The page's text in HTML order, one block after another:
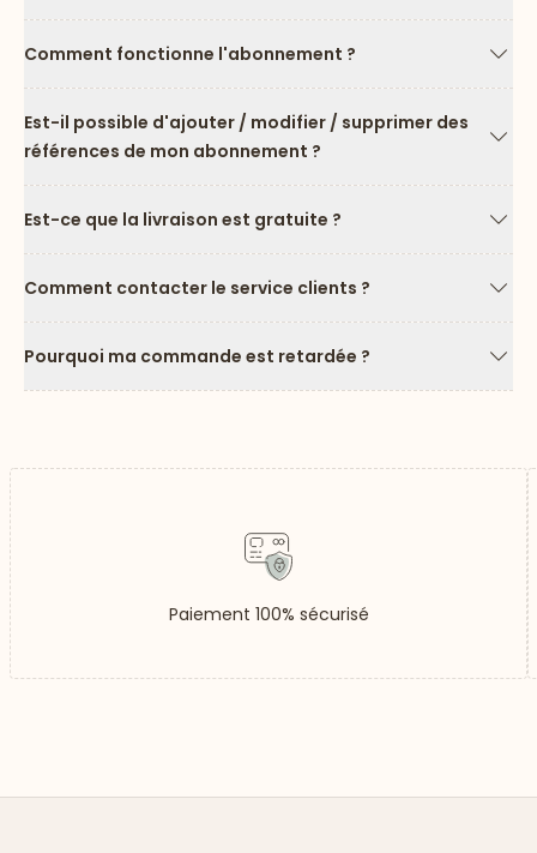
Comment fonctionne l'abonnement ?
Est-il possible d'ajouter / modifier / supprimer des
références de mon abonnement ?
Est-ce que la livraison est gratuite ?
Comment contacter le service clients ?
Pourquoi ma commande est retardée ?
Paiement 100% sécurisé